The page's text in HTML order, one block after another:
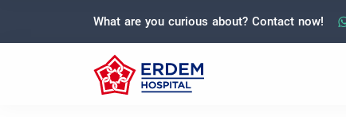
What are you curious about? Contact now!